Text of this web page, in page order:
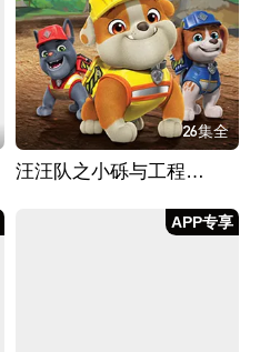
26集全
汪汪队之小砾与工程家族 第三季
APP专享